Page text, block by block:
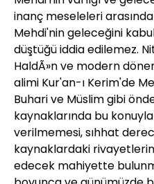
inanç meseleleri
Mehdi'nin geleceğini
düştüğü iddia edilemez.
HaldÃ»n ve modern
alimi Kur'an-ı Kerim'de
Buhari ve Müslim gibi
kaynaklarında bu
verilmemesi, sıhhat
kaynaklardaki
edecek mahiyette